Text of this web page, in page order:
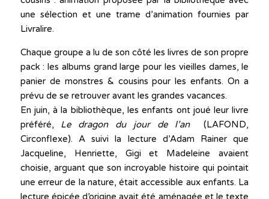
une sélection et une trame d’animation fournies par
Livralire.
Chaque groupe a lu de son côté les livres de son propre
pack : les albums grand large pour les vieilles dames, le
panier de monstres & cousins pour les enfants. On a
prévu de se retrouver avant les grandes vacances.
En juin, à la bibliothèque, les enfants ont joué leur livre
préféré, Le dragon du jour de l’an(LAFOND,
Circonflexe). A suivi la lecture d’Adam Rainer que
Jacqueline, Henriette, Gigi et Madeleine avaient
choisie, arguant que son incroyable histoire qui pointait
une erreur de la nature, était accessible aux enfants. La
lecture épicée d’origine avait été aménagée et le texte